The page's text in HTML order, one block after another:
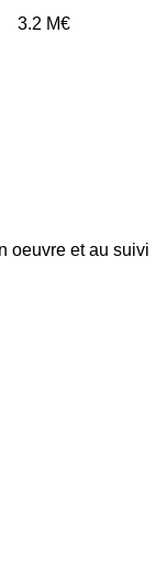
3.2 M€
oeuvre et au suivi